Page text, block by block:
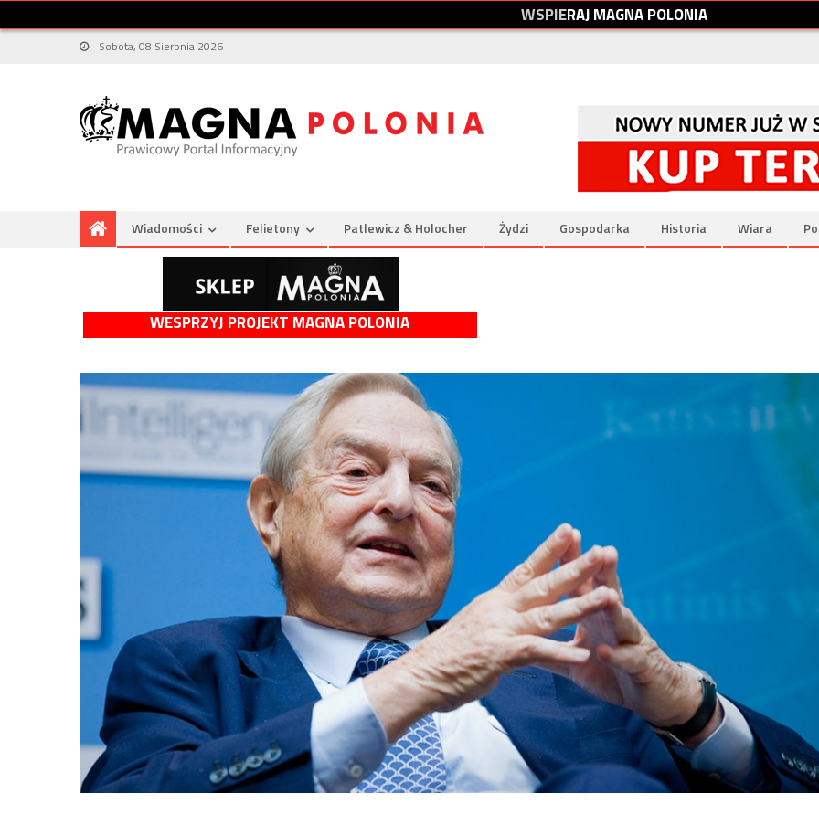
WSPIERAJMAGNAPOLONIA
Sobota, 08 Sierpnia 2026
Wiadomości Felietony Patlewicz & Holocher Żydzi Gospodarka Historia Wiara
WESPRZYJ PROJEKT MAGNA POLONIA